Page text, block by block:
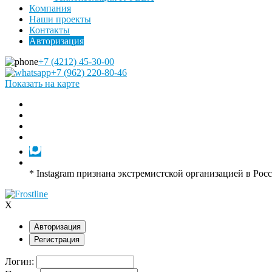
Компания
Наши проекты
Контакты
Авторизация
+7 (4212) 45-30-00
+7 (962) 220-80-46
Показать на карте
* Instagram признана экстремистской организацией в
X
Авторизация
Регистрация
Логин: